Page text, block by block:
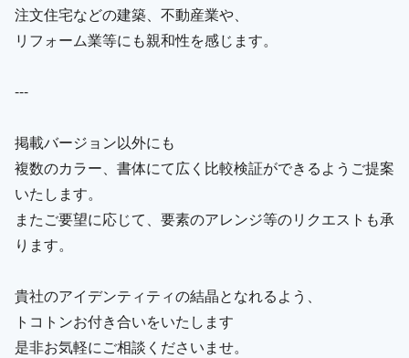
注文住宅などの建築、不動産業や、
リフォーム業等にも親和性を感じます。
---
掲載バージョン以外にも
複数のカラー、書体にて広く比較検証ができるようご提案
いたします。
またご要望に応じて、要素のアレンジ等のリクエストも承
ります。
貴社のアイデンティティの結晶となれるよう、
トコトンお付き合いをいたします
是非お気軽にご相談くださいませ。